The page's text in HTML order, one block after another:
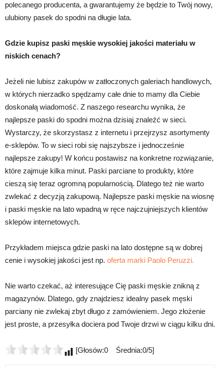
polecanego producenta, a gwarantujemy że będzie to Twój nowy,
ulubiony pasek do spodni na długie lata.
Gdzie kupisz paski męskie wysokiej jakości materiału w
niskich cenach?
Jeżeli nie lubisz zakupów w zatłoczonych galeriach handlowych,
w których nierzadko spędzamy całe dnie to mamy dla Ciebie
doskonałą wiadomość. Z naszego researchu wynika, że
najlepsze paski do spodni można dzisiaj znaleźć w sieci.
Wystarczy, że skorzystasz z internetu i przejrzysz asortymenty
e-sklepów. To w sieci robi się najszybsze i jednocześnie
najlepsze zakupy! W końcu postawisz na konkretne rozwiązanie,
które zajmuje kilka minut. Paski parciane to produkty, które
cieszą się teraz ogromną popularnością. Dlatego też nie warto
zwlekać z decyzją zakupową. Najlepsze paski męskie na wiosnę
i paski męskie na lato wpadną w ręce najczujniejszych klientów
sklepów internetowych.
Przykładem miejsca gdzie paski na lato dostępne są w dobrej
cenie i wysokiej jakości jest np. oferta marki Paolo Peruzzi.
Nie warto czekać, aż interesujące Cię paski męskie znikną z
magazynów. Dlatego, gdy znajdziesz idealny pasek męski
parciany nie zwlekaj zbyt długo z zamówieniem. Jego złożenie
jest proste, a przesyłka dociera pod Twoje drzwi w ciągu kilku dni.
[Głosów:0 Średnia:0/5]